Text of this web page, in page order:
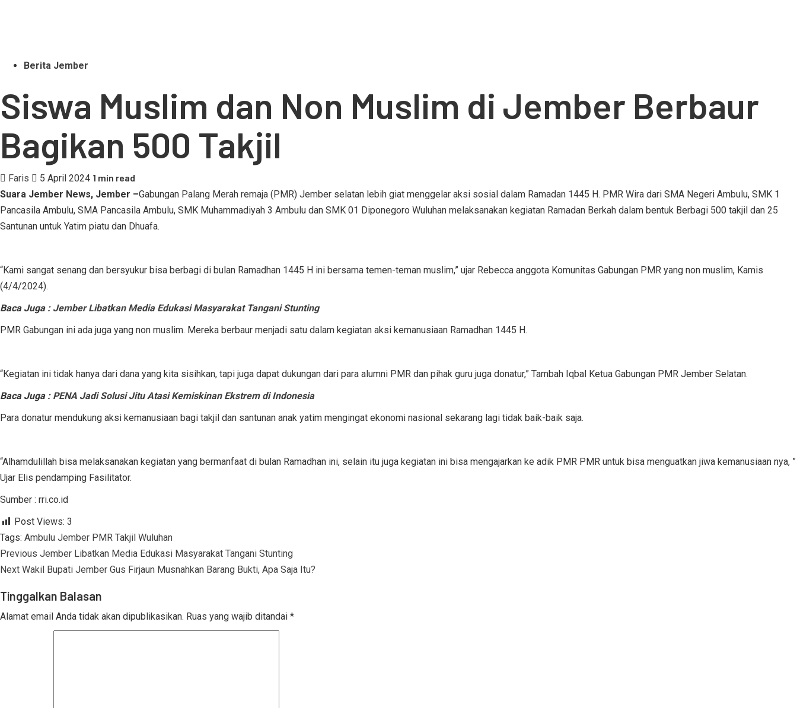
Berita Jember
Siswa Muslim dan Non Muslim di Jember Berbaur
Bagikan 500 Takjil
Faris 5 April 2024 1 min read
Suara Jember News, Jember –Gabungan Palang Merah remaja (PMR) Jember selatan lebih giat menggelar aksi sosial dalam Ramadan 1445 H. PMR Wira dari SMA Negeri Ambulu, SMK 1
Pancasila Ambulu, SMA Pancasila Ambulu, SMK Muhammadiyah 3 Ambulu dan SMK 01 Diponegoro Wuluhan melaksanakan kegiatan Ramadan Berkah dalam bentuk Berbagi 500 takjil dan 25
Santunan untuk Yatim piatu dan Dhuafa.
“Kami sangat senang dan bersyukur bisa berbagi di bulan Ramadhan 1445 H ini bersama temen-teman muslim,” ujar Rebecca anggota Komunitas Gabungan PMR yang non muslim, Kamis
(4/4/2024).
Baca Juga : Jember Libatkan Media Edukasi Masyarakat Tangani Stunting
PMR Gabungan ini ada juga yang non muslim. Mereka berbaur menjadi satu dalam kegiatan aksi kemanusiaan Ramadhan 1445 H.
“Kegiatan ini tidak hanya dari dana yang kita sisihkan, tapi juga dapat dukungan dari para alumni PMR dan pihak guru juga donatur,” Tambah Iqbal Ketua Gabungan PMR Jember Selatan.
Baca Juga : PENA Jadi Solusi Jitu Atasi Kemiskinan Ekstrem di Indonesia
Para donatur mendukung aksi kemanusiaan bagi takjil dan santunan anak yatim mengingat ekonomi nasional sekarang lagi tidak baik-baik saja.
“Alhamdulillah bisa melaksanakan kegiatan yang bermanfaat di bulan Ramadhan ini, selain itu juga kegiatan ini bisa mengajarkan ke adik PMR PMR untuk bisa menguatkan jiwa kemanusiaan nya, ”
Ujar Elis pendamping Fasilitator.
Sumber : rri.co.id
Post Views: 3
Tags: Ambulu Jember PMR Takjil Wuluhan
Continue
Reading
Previous Jember Libatkan Media Edukasi Masyarakat Tangani Stunting
Next Wakil Bupati Jember Gus Firjaun Musnahkan Barang Bukti, Apa Saja Itu?
Tinggalkan Balasan
Alamat email Anda tidak akan dipublikasikan. Ruas yang wajib ditandai *